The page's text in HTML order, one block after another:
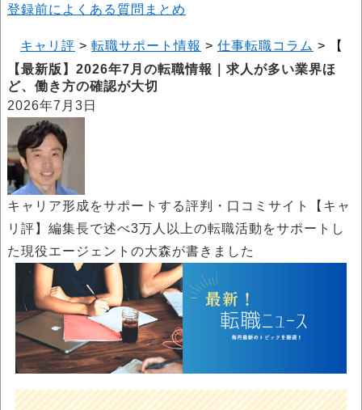
登録前によくある質問まとめ
キャリ評 > 転職サポート情報 > 仕事転職コラム >
【
【最新版】2026年7月の転職情報｜求人が多い業界ほ
ど、働き方の確認が大切
2026年7月3日
キャリア形成をサポートする評判・口コミサイト【キャ
リ評】編集長で述べ3万人以上の転職活動をサポートし
た現役エージェントの大森が書きました